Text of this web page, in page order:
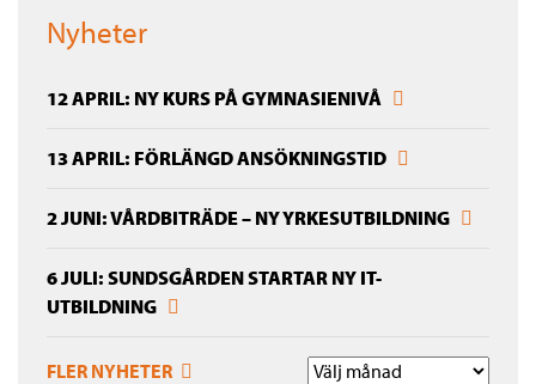
Nyheter
12 APRIL: NY KURS PÅ GYMNASIENIVÅ
13 APRIL: FÖRLÄNGD ANSÖKNINGSTID
2 JUNI: VÅRDBITRÄDE – NY YRKESUTBILDNING
6 JULI: SUNDSGÅRDEN STARTAR NY IT-
UTBILDNING
FLER NYHETER